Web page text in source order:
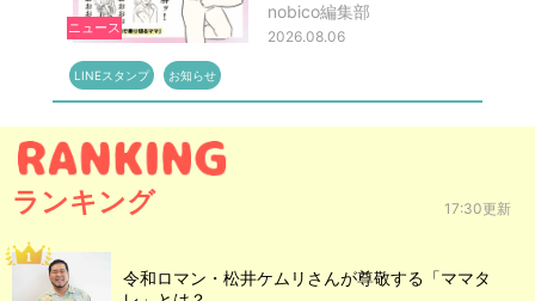
ニュース
nobico編集部
2026.08.06
LINEスタンプ お知らせ
ランキング 17:30更新
令和ロマン・松井ケムリさんが尊敬する「ママタ